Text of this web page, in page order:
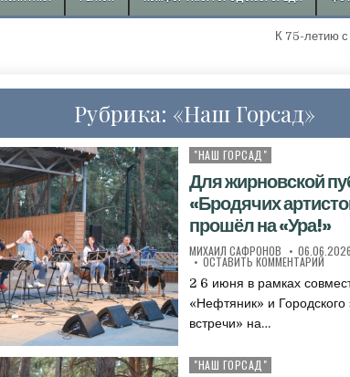
К 75-летию с начала
Рубрика: «Наш Горсад»
Опубликовано в
"НАШ ГОРСАД"
Для жирновской
«Бродячих
прошёл на «Ура!»
АВТОР:
МИХАИЛ САФРОНОВ ДАТА
06.06.2026
ОСТАВИТЬ КОММЕНТАРИЙК
2 6 июня в рамках
«Нефтяник» и Городского
встречи» на…
Опубликовано в
"НАШ ГОРСАД"